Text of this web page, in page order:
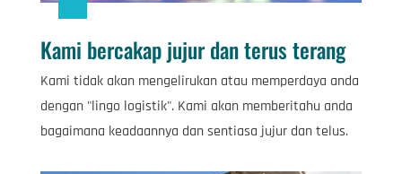
Kami bercakap jujur ​​dan terus terang
Kami tidak akan mengelirukan atau memperdaya anda
dengan "lingo logistik". Kami akan memberitahu anda
bagaimana keadaannya dan sentiasa jujur ​​dan telus.